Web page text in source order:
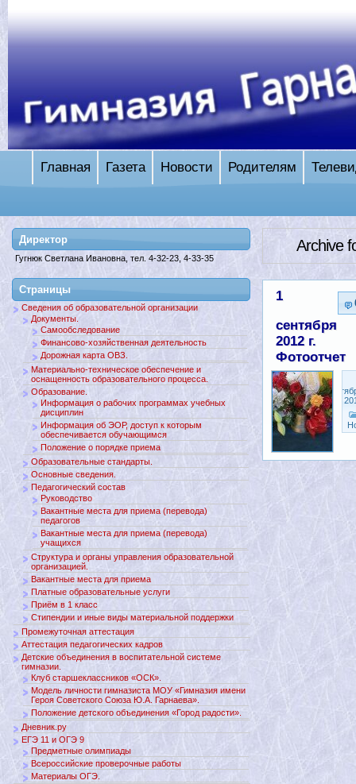
Главная Газета Новости Родителям
Archive
1
сентября
2012 г.
Фотоотчет
2,
Директор
Гугнюк Светлана Ивановна, тел. 4-32-23, 4-33-35
Страницы
Сведения об образовательной организации
Документы.
Самообследование
Финансово-хозяйственная деятельность
Дорожная карта ОВЗ.
Материально-техническое обеспечение и
оснащенность образовательного процесса.
Образование.
Информация о рабочих программах учебных
дисциплин
Информация об ЭОР, доступ к которым
обеспечивается обучающимся
Положение о порядке приема
Образовательные стандарты.
Основные сведения.
Педагогический состав
Руководство
Вакантные места для приема (перевода)
педагогов
Вакантные места для приема (перевода)
учащихся
Структура и органы управления образовательной
организацией.
Вакантные места для приема
Платные образовательные услуги
Приём в 1 класс
Стипендии и иные виды материальной поддержки
Промежуточная аттестация
Аттестация педагогических кадров
Детские объединения в воспитательной системе
гимназии.
Клуб старшеклассников «ОСК».
Модель личности гимназиста МОУ «Гимназия имени
Героя Советского Союза Ю.А. Гарнаева».
Положение детского объединения «Город радости».
Дневник.ру
ЕГЭ 11 и ОГЭ 9
Предметные олимпиады
Всероссийские проверочные работы
Материалы ОГЭ.